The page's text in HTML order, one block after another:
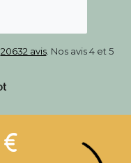
20632 avis. Nos avis 4 et 5